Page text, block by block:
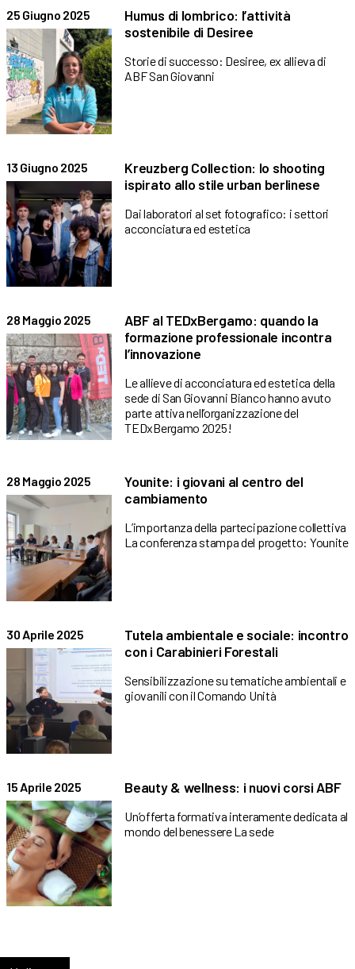
25 Giugno 2025
Humus di lombrico: l’attività
sostenibile di Desiree
Storie di successo: Desiree, ex allieva di
ABF San Giovanni
13 Giugno 2025
Kreuzberg Collection: lo shooting
ispirato allo stile urban berlinese
Dai laboratori al set fotografico: i settori
acconciatura ed estetica
28 Maggio 2025
ABF al TEDxBergamo: quando la
formazione professionale incontra
l’innovazione
Le allieve di acconciatura ed estetica della
sede di San Giovanni Bianco hanno avuto
parte attiva nell’organizzazione del
TEDxBergamo 2025!
28 Maggio 2025
Younite: i giovani al centro del
cambiamento
L’importanza della partecipazione collettiva
La conferenza stampa del progetto: Younite
30 Aprile 2025
Tutela ambientale e sociale: incontro
con i Carabinieri Forestali
Sensibilizzazione su tematiche ambientali e
giovanili con il Comando Unità
15 Aprile 2025 Beauty & wellness: i nuovi corsi ABF
Un’offerta formativa interamente dedicata al
mondo del benessere La sede